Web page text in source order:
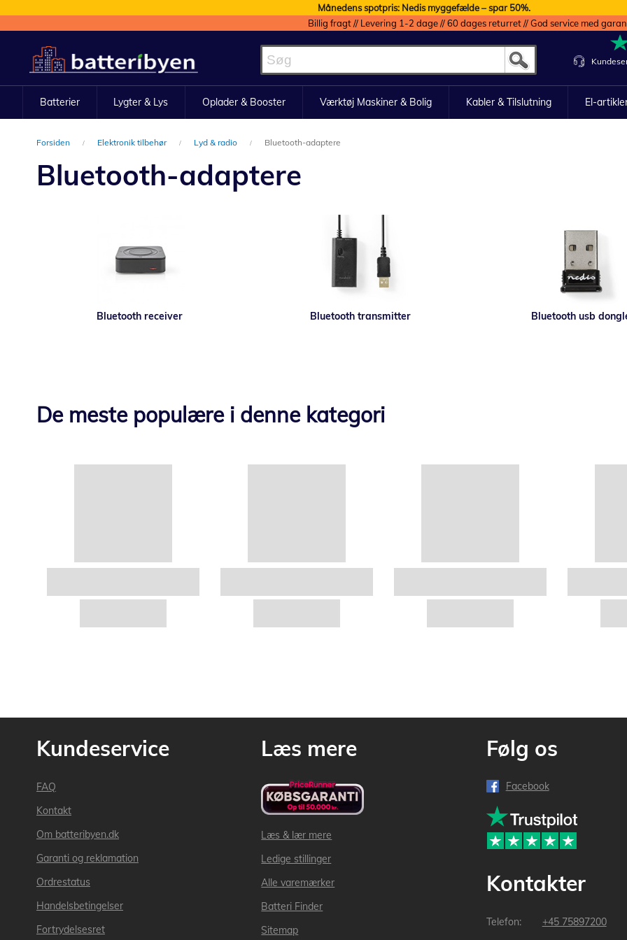
Månedens spotpris: Nedis myggefælde – spar 50%.
Billig fragt // Levering 1-2 dage // 60 dages returret // God service med
to
Content
Batterier Lygter & Lys Oplader & Booster Værktøj Maskiner & Bolig Kabler & Tilslutning El-
Forsiden Elektronik tilbehør Lyd & radio Bluetooth-adaptere
Bluetooth-adaptere
Bluetooth receiver Bluetooth transmitter Bluetooth usb
De meste populære i denne kategori
Kundeservice
FAQ
Kontakt
Om batteribyen.dk
Garanti og reklamation
Ordrestatus
Handelsbetingelser
Fortrydelsesret
Læs mere
Læs & lær mere
Ledige stillinger
Alle varemærker
Batteri Finder
Sitemap
Følg os
Facebook
Kontakter
+45 75897200